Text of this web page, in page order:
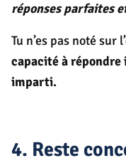
réponses parfaites
Tu n’es pas noté sur
capacité à
imparti.
4. Reste